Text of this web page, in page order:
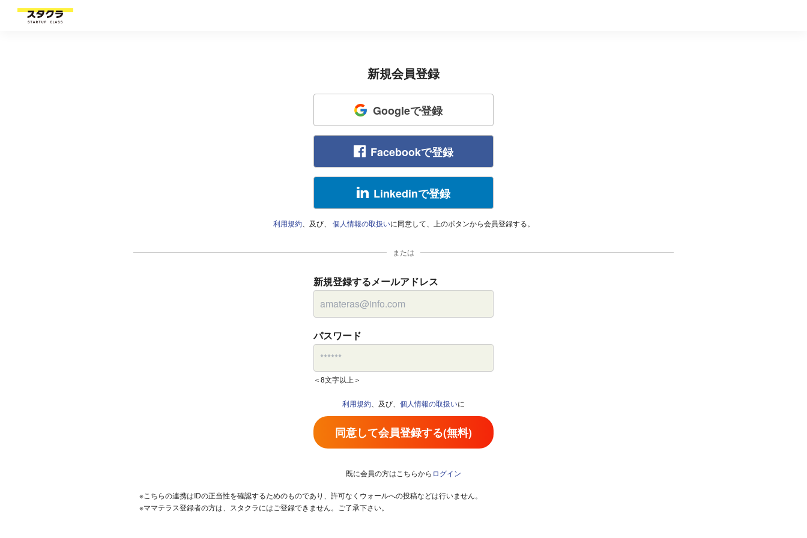
新規会員登録
Googleで登録
Facebookで登録
Linkedinで登録
利用規約、及び、 個人情報の取扱いに同意して、上のボタンから会員登録する。
または
新規登録するメールアドレス
パスワード
＜8文字以上＞
利用規約 、及び、 個人情報の取扱いに
同意して会員登録する(無料)
既に会員の方はこちらから ログイン
※こちらの連携はIDの正当性を確認するためのものであり、許可なくウォールへの投稿などは行いません。
※ママテラス登録者の方は、スタクラにはご登録できません。ご了承下さい。